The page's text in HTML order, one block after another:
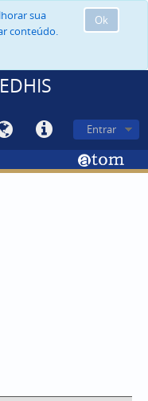
Ok
sua
conteúdo.
Entrar